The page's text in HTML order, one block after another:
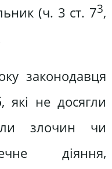
(ч. 3 ст. 73,
законодавця
які не досягли
злочин чи
діяння,